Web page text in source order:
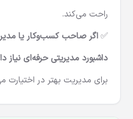
راحت می‌کند.
✅اگر صاحب کسب‌وکار یا
داشبورد مدیریتی حرفه‌ای نیاز
برای مدیریت بهتر در اختیارت